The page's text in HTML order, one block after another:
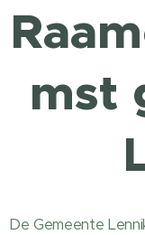
mst
De Gemeente